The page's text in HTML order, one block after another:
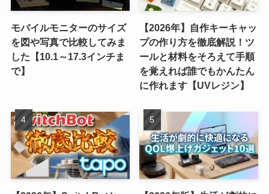
モバイルモニターのサイズ
を図や写真で比較してみま
した【10.1～17.3インチま
で】
【2026年】自作キーキャッ
プの作り方を徹底解説！ツ
ールと材料をそろえて手順
を覚えれば誰でもかんたん
に作れます【UVレジン】